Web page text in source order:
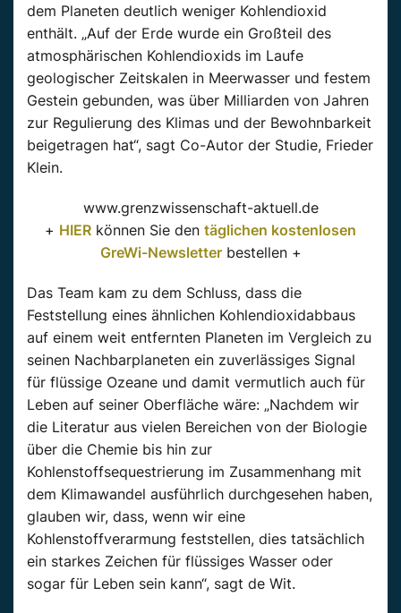
dem Planeten deutlich weniger Kohlendioxid
enthält. „Auf der Erde wurde ein Großteil des
atmosphärischen Kohlendioxids im Laufe
geologischer Zeitskalen in Meerwasser und festem
Gestein gebunden, was über Milliarden von Jahren
zur Regulierung des Klimas und der Bewohnbarkeit
beigetragen hat“, sagt Co-Autor der Studie, Frieder
Klein.
www.grenzwissenschaft-aktuell.de
+ HIER können Sie den täglichen kostenlosen
GreWi-Newsletterbestellen +
Das Team kam zu dem Schluss, dass die
Feststellung eines ähnlichen Kohlendioxidabbaus
auf einem weit entfernten Planeten im Vergleich zu
seinen Nachbarplaneten ein zuverlässiges Signal
für flüssige Ozeane und damit vermutlich auch für
Leben auf seiner Oberfläche wäre: „Nachdem wir
die Literatur aus vielen Bereichen von der Biologie
über die Chemie bis hin zur
Kohlenstoffsequestrierung im Zusammenhang mit
dem Klimawandel ausführlich durchgesehen haben,
glauben wir, dass, wenn wir eine
Kohlenstoffverarmung feststellen, dies tatsächlich
ein starkes Zeichen für flüssiges Wasser oder
sogar für Leben sein kann“, sagt de Wit.